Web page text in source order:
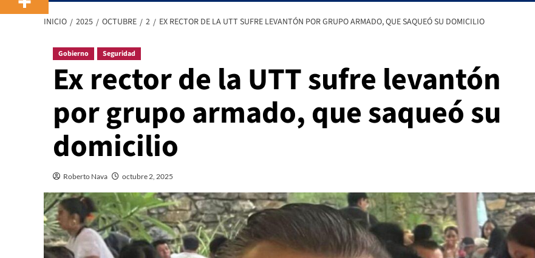
INICIO 2025 OCTUBRE 2 EX RECTOR DE LA UTT SUFRE LEVANTÓN POR GRUPO ARMADO, QUE SAQUEÓ SU DOMICILIO
Gobierno Seguridad
Ex rector de la UTT sufre levantón
por grupo armado, que saqueó su
domicilio
Roberto Nava octubre 2, 2025